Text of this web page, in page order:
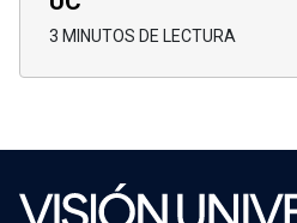
3 MINUTOS DE LECTURA